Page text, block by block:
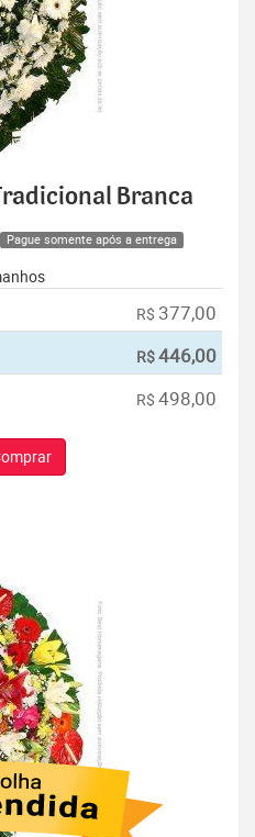
Branca
Pague somente após a entrega
R$ 377,00
R$446,00
R$ 498,00